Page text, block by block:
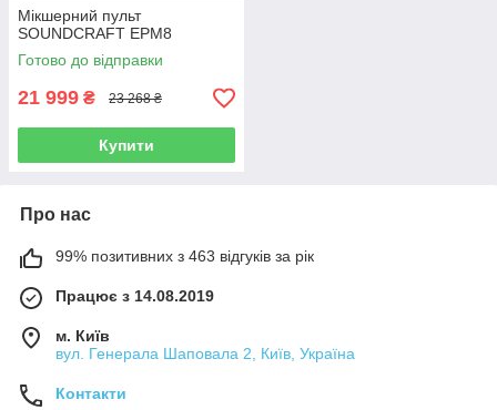
Мікшерний пульт
SOUNDCRAFT EPM8
Готово до відправки
21 999 ₴ 23 268 ₴
Купити
Про нас
99% позитивних з 463 відгуків за рік
Працює з 14.08.2019
м. Київ
вул. Генерала Шаповала 2, Київ, Україна
Контакти